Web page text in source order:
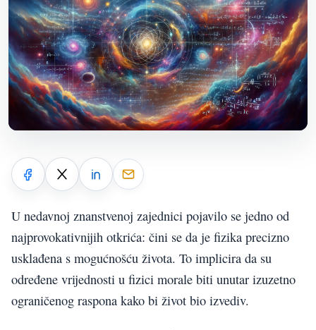
U nedavnoj znanstvenoj zajednici pojavilo se jedno od
najprovokativnijih otkrića: čini se da je fizika precizno
usklađena s mogućnošću života. To implicira da su
određene vrijednosti u fizici morale biti unutar izuzetno
ograničenog raspona kako bi život bio izvediv.